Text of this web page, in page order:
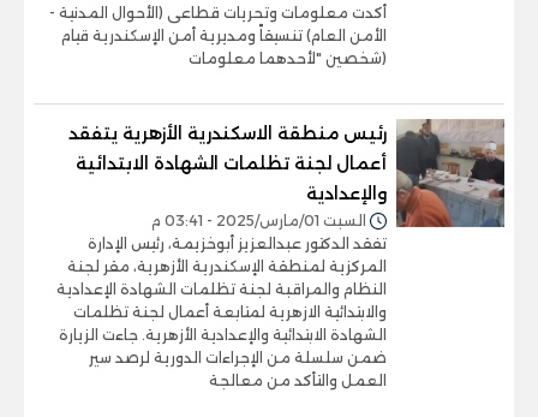
أكدت معلومات وتحريات قطاعى (الأحوال المدنية -
الأمن العام) تنسيقاً ومديرية أمن الإسكندرية قيام
(شخصين "لأحدهما معلومات
رئيس منطقة الاسكندرية الأزهرية يتفقد
أعمال لجنة تظلمات الشهادة الابتدائية
والإعدادية
السبت 01/مارس/2025 - 03:41 م
تفقد الدكتور عبدالعزيز أبوخزيمة، رئيس الإدارة
المركزية لمنطقة الإسكندرية الأزهرية، مقر لجنة
النظام والمراقبة لجنة تظلمات الشهادة الإعدادية
والابتدائية الازهرية لمتابعة أعمال لجنة تظلمات
الشهادة الابتدائية والإعدادية الأزهرية. جاءت الزيارة
ضمن سلسلة من الإجراءات الدورية لرصد سير
العمل والتأكد من معالجة